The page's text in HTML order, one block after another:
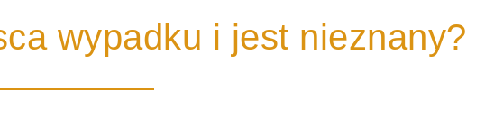
wypadku i jest nieznany?